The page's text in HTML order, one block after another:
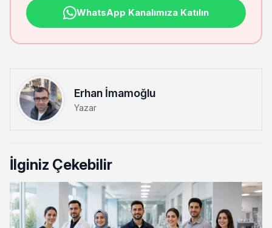
WhatsApp Kanalımıza Katılın
Erhan İmamoğlu
Yazar
İlginiz Çekebilir